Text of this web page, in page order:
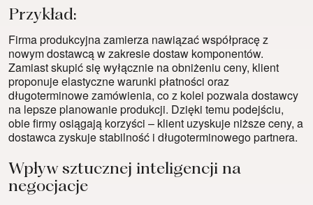
Przykład:
Firma produkcyjna zamierza nawiązać współpracę z
nowym dostawcą w zakresie dostaw komponentów.
Zamiast skupić się wyłącznie na obniżeniu ceny, klient
proponuje elastyczne warunki płatności oraz
długoterminowe zamówienia, co z kolei pozwala dostawcy
na lepsze planowanie produkcji. Dzięki temu podejściu,
obie firmy osiągają korzyści – klient uzyskuje niższe ceny, a
dostawca zyskuje stabilność i długoterminowego partnera.
Wpływ sztucznej inteligencji na
negocjacje